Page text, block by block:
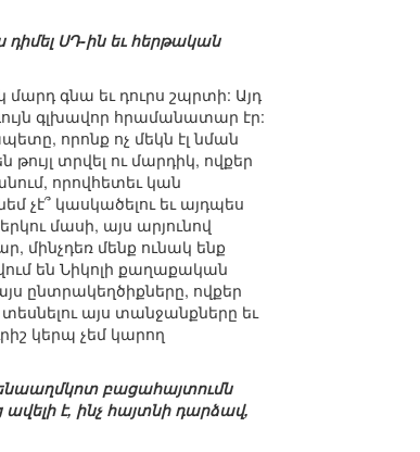
դիմել ՍԴ-ին եւ հերթական
մարդ գնա եւ դուրս շպրտի: Այդ
գլխավոր հրամանատար էր:
որոնք ոչ մեկն էլ նման
տրվել ու մարդիկ, ովքեր
որովհետեւ կան
չէ՞ կասկածելու եւ այդպես
մասի, այս արյունով
մինչդեռ մենք ունակ ենք
են Նիկոլի քաղաքական
ընտրակեղծիքները, ովքեր
տեսնելու այս տանջանքները եւ
կերպ չեմ կարող
բացահայտումն
ավելի է, ինչ հայտնի դարձավ,